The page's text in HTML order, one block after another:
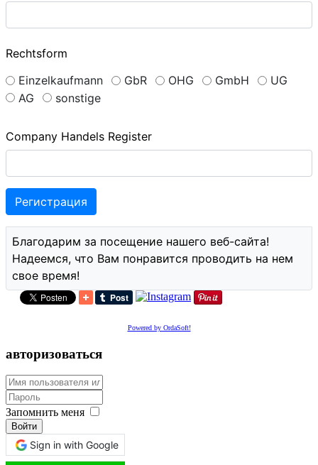
Rechtsform
Einzelkaufmann
GbR OHG GmbH
UG
AG
sonstige
Company Handels Register
Благодарим за посещение нашего веб-сайта!
Надеемся, что Вам понравится проводить на нем
свое время!
Powered by OrdaSoft!
авторизоваться
Запомнить меня
Войти
Sign in with Google